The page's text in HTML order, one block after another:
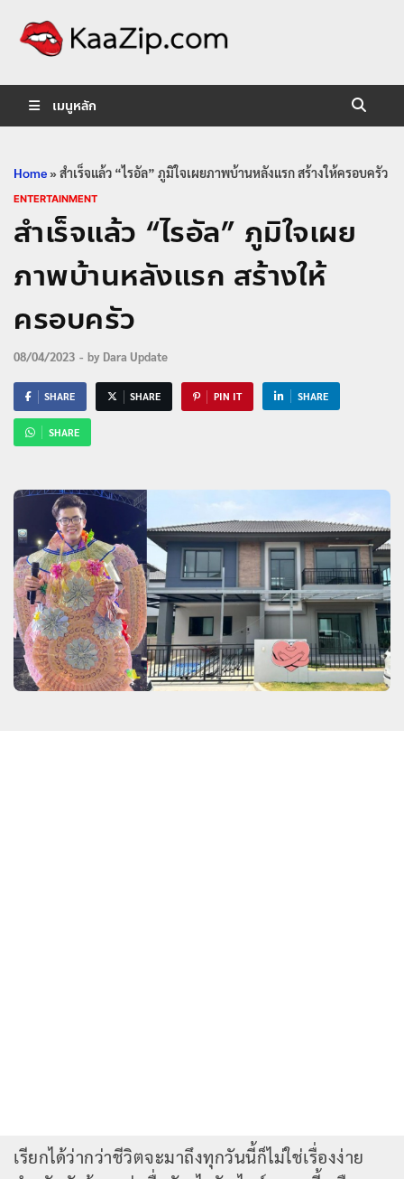
เมนูหลัก
Home»สำเร็จแล้ว “ไรอัล” ภูมิใจเผยภาพบ้านหลังแรก สร้างให้ครอบครัว
ENTERTAINMENT
สำเร็จแล้ว “ไรอัล” ภูมิใจเผย
ภาพบ้านหลังแรก สร้างให้
ครอบครัว
08/04/2023 - by Dara Update
SHARE SHARE PIN IT SHARE
SHARE
เรียกได้ว่ากว่าชีวิตจะมาถึงทุกวันนี้ก็ไม่ใช่เรื่องง่าย